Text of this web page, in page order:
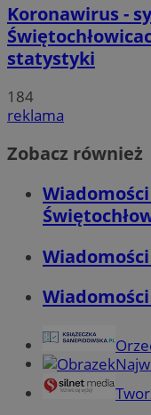
Koronawirus -
statystyki
184
reklama
Zobacz również